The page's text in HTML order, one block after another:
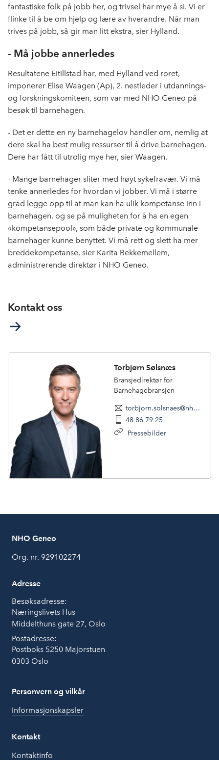
fantastiske folk på jobb her, og trivsel har mye å si. Vi er
flinke til å be om hjelp og lære av hverandre. Når man
trives på jobb, så gir man litt ekstra, sier Hylland.
- Må jobbe annerledes
Resultatene Eitillstad har, med Hylland ved roret,
imponerer Elise Waagen (Ap), 2. nestleder i utdannings-
og forskningskomiteen, som var med NHO Geneo på
besøk til barnehagen.
- Det er dette en ny barnehagelov handler om, nemlig at
dere skal ha best mulig ressurser til å drive barnehagen.
Dere har fått til utrolig mye her, sier Waagen.
- Mange barnehager sliter med høyt sykefravær. Vi må
tenke annerledes for hvordan vi jobber. Vi må i større
grad legge opp til at man kan ha ulik kompetanse inn i
barnehagen, og se på muligheten for å ha en egen
«kompetansepool», som både private og kommunale
barnehager kunne benyttet. Vi må rett og slett ha mer
breddekompetanse, sier Karita Bekkemellem,
administrerende direktør i NHO Geneo.
Kontakt oss
Torbjørn Sølsnæs
Bransjedirektør for
Barnehagebransjen
torbjorn.solsnaes@nhogeneo.no
48 86 79 25
Pressebilder
NHO Geneo
Org. nr. 929102274
Adresse
Besøksadresse:
Næringslivets Hus
Middelthuns gate 27, Oslo
Postadresse:
Postboks 5250 Majorstuen
0303 Oslo
Personvern og vilkår
Informasjonskapsler
Kontakt
Kontaktinfo